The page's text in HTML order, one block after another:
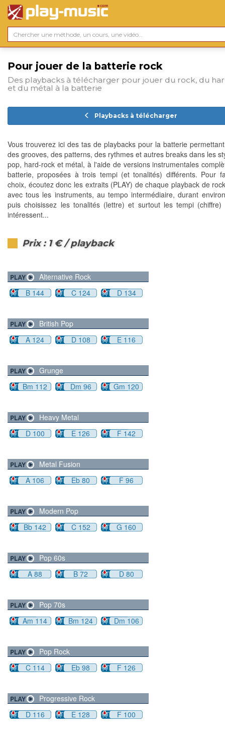
Pour jouer de la batterie rock
Des playbacks à télécharger pour jouer du rock, du
et du métal à la batterie
Playbacks à télécharger
Vous trouverez ici des tas de playbacks pour la batterie
des grooves, des patterns, des rythmes et autres breaks dans les
pop, hard-rock et métal, à l'aide de versions instrumentales
batterie, proposées à trois tempi (et tonalités) différents. Pour
choix, écoutez donc les extraits (PLAY) de chaque playback de
avec tous les instruments, au tempo intermédiaire, durant
puis choisissez les tonalités (lettre) et surtout les tempi (chiffre)
intéressent...
Prix : 1 € / playback
Alternative Rock
B 144
C 124 D 134
British Pop
A 124
D 108 E 116
Grunge
Bm 112
Dm 96 Gm 120
Heavy Metal
D 100
E 126 F 142
Metal Fusion
A 106
Eb 80 F 96
Modern Pop
Bb 142
C 152 G 160
Pop 60s
A 88
B 72 D 80
Pop 70s
Am 114
Bm 124 Dm 106
Pop Rock
C 114
Eb 98 F 126
Progressive Rock
D 116
E 128 F 100